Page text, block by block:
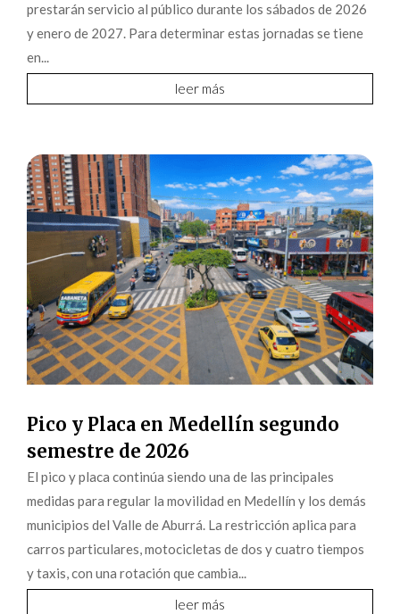
prestarán servicio al público durante los sábados de 2026
y enero de 2027. Para determinar estas jornadas se tiene
en...
leer más
Pico y Placa en Medellín segundo
semestre de 2026
El pico y placa continúa siendo una de las principales
medidas para regular la movilidad en Medellín y los demás
municipios del Valle de Aburrá. La restricción aplica para
carros particulares, motocicletas de dos y cuatro tiempos
y taxis, con una rotación que cambia...
leer más